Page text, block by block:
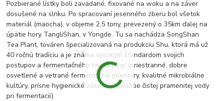
Pozbierané lístky boli zavädané, fixované na woku a na záver
dosušené na slnku. Po spracovaní jesenného zberu bol všetok
materiál (maocha), v objeme 2,5 tony, prevezený o 35km ďalej na
úpätie hory TangliShan, v Yongde. Tu sa nachádza SongShan
Tea Plant, továren špecializovaná na produkciu Shu, ktorá má už
40 ročnú tradíciu a je známa vysokým štandardom svojich
postupov a fermentačného know-how (priestranné, dobre
osvetlené a vetrané fermentačné priestory, kvalitné mikrobiálne
kultúry, prísne hygienické zásady a použitie čistej pramenitej vody
pri fermentacií).